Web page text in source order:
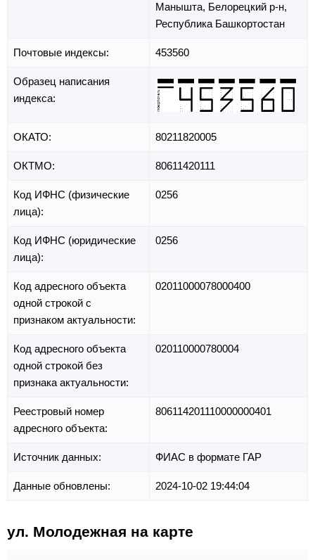
Манышта, Белорецкий р-н,
Республика Башкортостан
Почтовые индексы: 453560
Образец написания
индекса:
ОКАТО: 80211820005
ОКТМО: 80611420111
Код ИФНС (физические
лица):
0256
Код ИФНС (юридические
лица):
0256
Код адресного объекта
одной строкой с
признаком актуальности:
02011000078000400
Код адресного объекта
одной строкой без
признака актуальности:
020110000780004
Реестровый номер
адресного объекта:
806114201110000000401
Источник данных: ФИАС в формате ГАР
Данные обновлены: 2024-10-02 19:44:04
ул. Молодежная на карте